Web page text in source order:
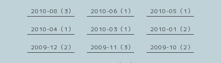
2010-08（3） 2010-06（1） 2010-05（1）
2010-04（1） 2010-03（1） 2010-01（2）
2009-12（2） 2009-11（3） 2009-10（2）